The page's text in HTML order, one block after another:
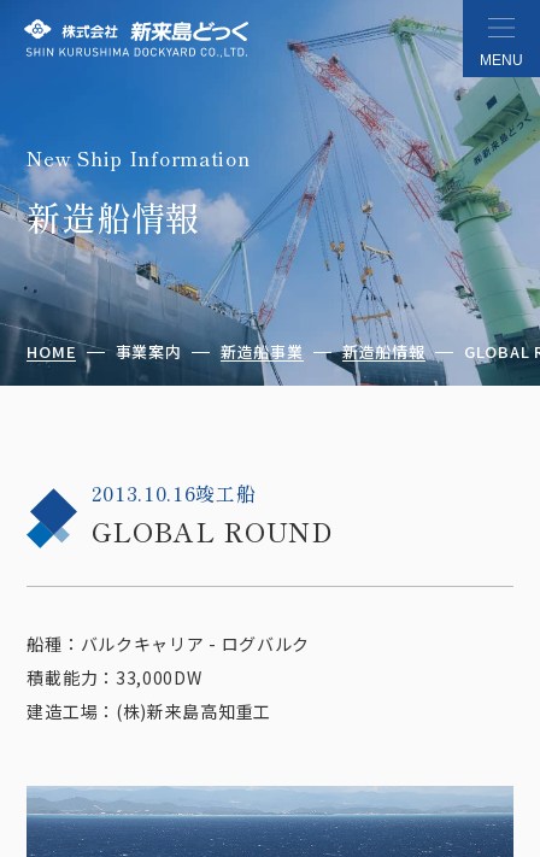
株式会社 新来島どっく
MENU
New Ship Information
新造船情報
HOME 事業案内 新造船事業 新造船情報 GLOBAL
2013.10.16竣工船
GLOBAL ROUND
船種：バルクキャリア - ログバルク
積載能力：33,000DW
建造工場：(株)新来島高知重工